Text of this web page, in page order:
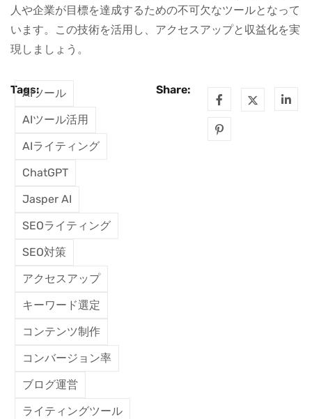
人や企業が目標を達成するための不可欠なツールとなって
います。この技術を活用し、アクセスアップと収益化を実
現しましょう。
Tags:
AIツール
AIツール活用
AIライティング
ChatGPT
Jasper AI
SEOライティング
SEO対策
アクセスアップ
キーワード選定
コンテンツ制作
コンバージョン率
ブログ運営
ライティングツール
Share: